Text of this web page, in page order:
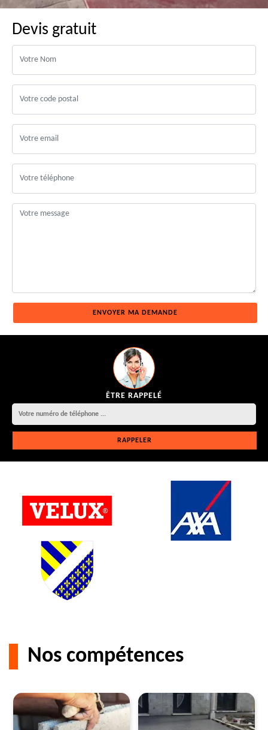
Devis gratuit
ÊTRE RAPPELÉ
Nos compétences